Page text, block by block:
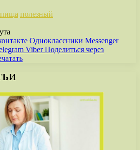
пища полезный
Одноклассники Messenger
Viber Поделиться через